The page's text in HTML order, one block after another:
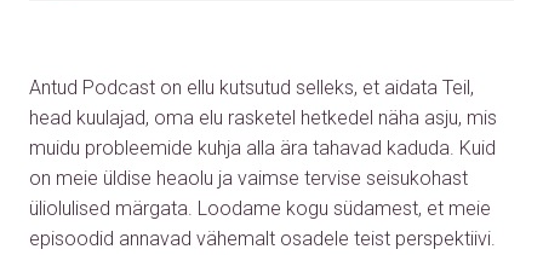
Antud Podcast on ellu kutsutud selleks, et aidata Teil,
head kuulajad, oma elu rasketel hetkedel näha asju, mis
muidu probleemide kuhja alla ära tahavad kaduda. Kuid
on meie üldise heaolu ja vaimse tervise seisukohast
üliolulised märgata. Loodame kogu südamest, et meie
episoodid annavad vähemalt osadele teist perspektiivi.